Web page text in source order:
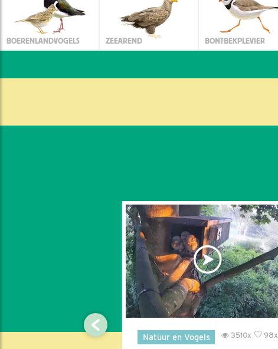
BOERENLANDVOGELS ZEEAREND BONTBEKPLEVIER
102x
3209x Natuur en Vogels 98x
3510x